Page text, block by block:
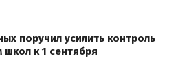
поручил усилить контроль
к 1 сентября